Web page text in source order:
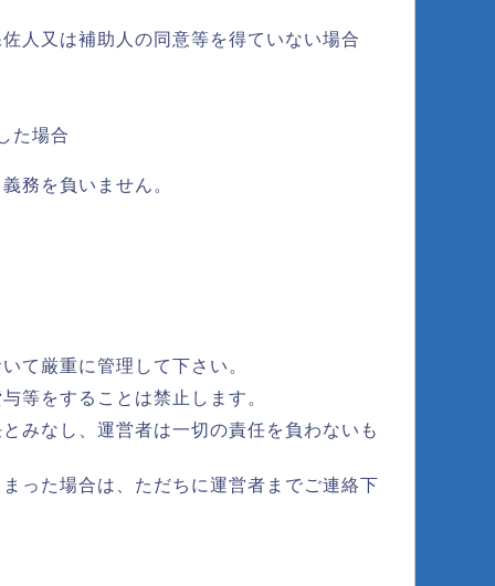
人又は補助人の同意等を得ていない場合
た場合
務を負いません。
て厳重に管理して下さい。
等をすることは禁止します。
みなし、運営者は一切の責任を負わないも
った場合は、ただちに運営者までご連絡下